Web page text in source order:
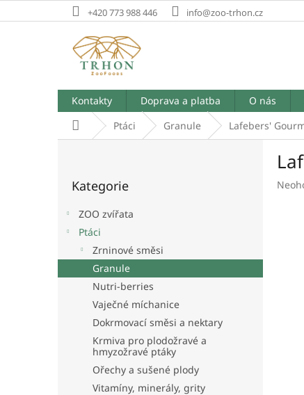
na
+420 773 988 446 info@zoo-trhon.cz
Kontakty Doprava a platba O nás
Domů Ptáci Granule Lafebers'
kategorie
Kategorie
ZOO zvířata
Ptáci
Zrninové směsi
Granule
Nutri-berries
Vaječné míchanice
Dokrmovací směsi a nektary
Krmiva pro plodožravé a
hmyzožravé ptáky
Ořechy a sušené plody
Vitamíny, minerály, grity